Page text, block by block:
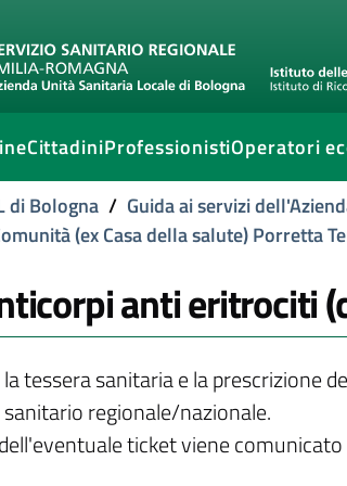
CittadiniProfessionistiOperatori
di Bologna / Guida ai servizi
(ex Casa della salute) Porretta
anti eritrociti
tessera sanitaria e la prescrizione
regionale/nazionale.
ticket viene